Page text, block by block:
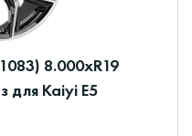
8.000xR19
для Kaiyi E5